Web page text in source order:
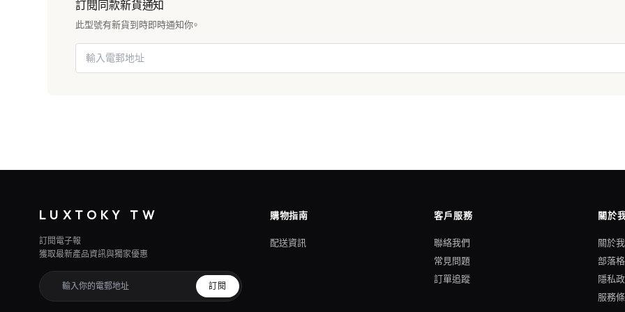
訂閱同款新貨通知
此型號有新貨到時即時通知你。
LUXTOKY TW
訂閱電子報
獲取最新產品資訊與獨家優惠
訂閱
購物指南
配送資訊
客戶服務
聯絡我們
常見問題
訂單追蹤
關於
關於
部落格
隱私
服務